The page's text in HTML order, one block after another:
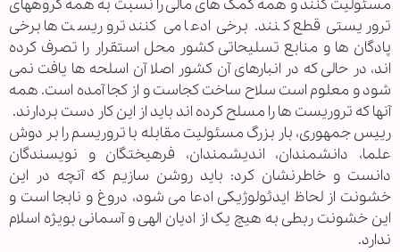
مسئولیت کنند و همه کمک های مالی را نسبت به همه گروههای
تروریستی قطع کنند. برخی ادعا می کنند تروریست ها برخی
پادگان ها و منابع تسلیحاتی کشور محل استقرار را تصرف کرده
اند، در حالی که در انبارهای آن کشور اصلا آن اسلحه ها یافت نمی
شود و معلوم است سلاح ساخت کجاست و از کجا آمده است. همه
آنها که تروریست ها را مسلح کرده اند باید از این کار دست بردارند.
رییس جمهوری، بار بزرگ مسئولیت مقابله با تروریسم را بر دوش
علما، دانشمندان، اندیشمندان، فرهیختگان و نویسندگان
دانست و خاطرنشان کرد: باید روشن سازیم که آنچه در این
خشونت از لحاظ ایدئولوژیکی ادعا می شود، دروغ و نابجا است و
این خشونت ربطی به هیچ یک از ادیان الهی و آسمانی بویژه اسلام
ندارد.